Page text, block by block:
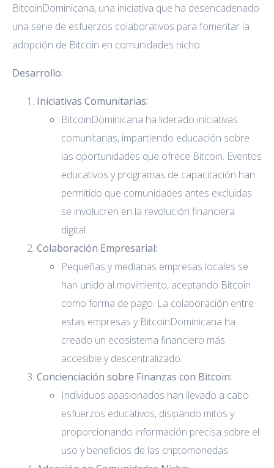
BitcoinDominicana, una iniciativa que ha desencadenado
una serie de esfuerzos colaborativos para fomentar la
adopción de Bitcoin en comunidades nicho.
Desarrollo:
Iniciativas Comunitarias:
BitcoinDominicana ha liderado iniciativas
comunitarias, impartiendo educación sobre
las oportunidades que ofrece Bitcoin. Eventos
educativos y programas de capacitación han
permitido que comunidades antes excluidas
se involucren en la revolución financiera
digital.
Colaboración Empresarial:
Pequeñas y medianas empresas locales se
han unido al movimiento, aceptando Bitcoin
como forma de pago. La colaboración entre
estas empresas y BitcoinDominicana ha
creado un ecosistema financiero más
accesible y descentralizado.
Concienciación sobre Finanzas con Bitcoin:
Individuos apasionados han llevado a cabo
esfuerzos educativos, disipando mitos y
proporcionando información precisa sobre el
uso y beneficios de las criptomonedas.